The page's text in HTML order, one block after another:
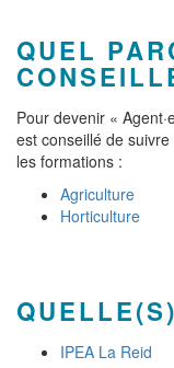
QUEL
Pour devenir «
est conseillé de
les formations :
Agriculture
Horticulture
IPEA La Reid